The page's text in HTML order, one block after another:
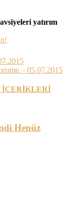
yatırım
– 05.07.2015
İÇERİKLERİ
Henüz